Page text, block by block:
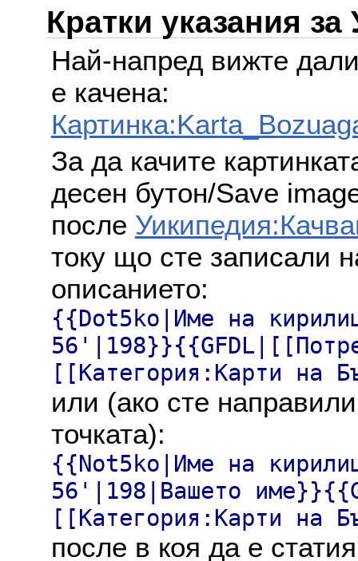
Кратки указания
Най-напред вижте
е качена:
За да качите
десен бутон/Save
после
току що сте записали
описанието:
{{Dot5ko|Име на
[[Категория:Карти на
или (ако сте
точката):
{{Not5ko|Име на
56'|198|Вашето
[[Категория:Карти на
после в коя да е